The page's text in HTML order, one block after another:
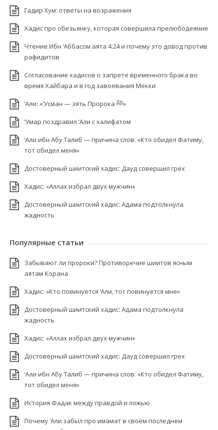
Гадир Хум: ответы на возражения
Хадис про обезьянку, которая совершила прелюбодеяние
Чтение Ибн ‘Аббасом аята 4:24 и почему это довод против
рафидитов
Согласование хадисов о запрете временного брака во
время Хайбара и в год завоевания Мекки
‘Али: «‘Усман — зять Пророка ﷺ»
‘Умар поздравил ‘Али с халифатом
‘Али ибн Абу Талиб — причина слов: «Кто обидел Фатиму,
тот обидел меня»
Достоверный шиитский хадис: Дауд совершил грех
Хадис: «Аллах избрал двух мужчин»
Достоверный шиитский хадис: Адама подтолкнула
жадность
Популярные статьи
Забывают ли пророки? Противоречие шиитов ясным
аятам Корана
Хадис: «Кто повинуется ‘Али, тот повинуется мне»
Достоверный шиитский хадис: Адама подтолкнула
жадность
Хадис: «Аллах избрал двух мужчин»
Достоверный шиитский хадис: Дауд совершил грех
‘Али ибн Абу Талиб — причина слов: «Кто обидел Фатиму,
тот обидел меня»
История Фадак между правдой и ложью
Почему ‘Али забыл про имамат в своём последнем